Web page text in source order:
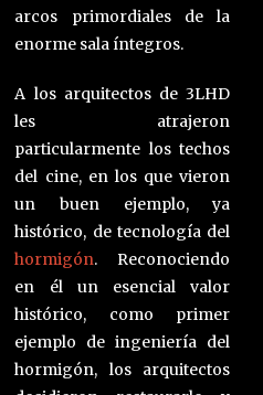
arcos primordiales de la
enorme sala íntegros.
A los arquitectos de 3LHD
les atrajeron
particularmente los techos
del cine, en los que vieron
un buen ejemplo, ya
histórico, de tecnología del
hormigón. Reconociendo
en él un esencial valor
histórico, como primer
ejemplo de ingeniería del
hormigón, los arquitectos